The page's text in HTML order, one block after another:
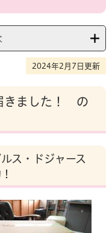
2024年2月7日更新
きました！ の
ス・ドジャース